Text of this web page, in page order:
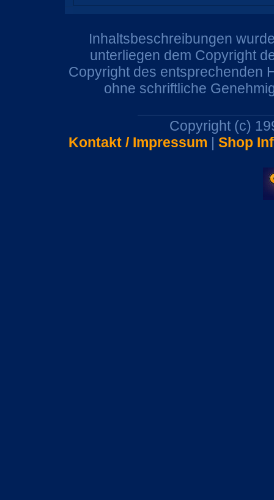
Inhaltsbeschreibungen
unterliegen dem Copyright
Copyright des entsprechenden
ohne schriftliche
Copyright (c)
Kontakt / Impressum | Shop